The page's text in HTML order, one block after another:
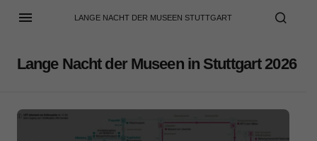
LANGE NACHT DER MUSEEN STUTTGART
Lange Nacht der Museen in Stuttgart 2026